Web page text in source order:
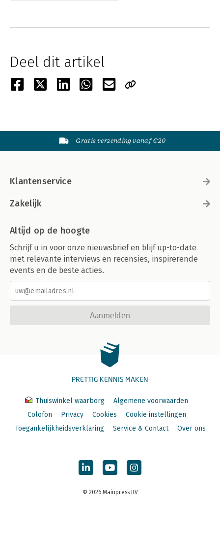
Deel dit artikel
Gratis verzending vanaf €20
Klantenservice
Zakelijk
Altijd op de hoogte
Schrijf u in voor onze nieuwsbrief en blijf up-to-date
met relevante interviews en recensies, inspirerende
events en de beste acties.
Aanmelden
PRETTIG KENNIS MAKEN
Thuiswinkel waarborg
Algemene voorwaarden
Colofon
Privacy Cookies
Cookie instellingen
Toegankelijkheidsverklaring
Service & Contact Over ons
© 2026 Mainpress BV